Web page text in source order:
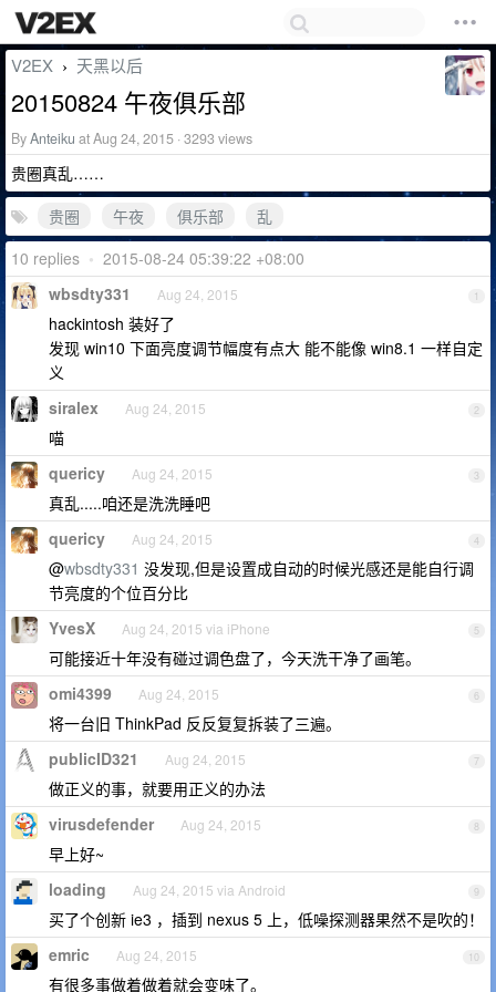
V2EX › 天黑以后
20150824 午夜俱乐部
ByAnteiku at Aug 24, 2015 · 3293 views
贵圈真乱……
贵圈
午夜 俱乐部
乱
10 replies • 2015-08-24 05:39:22 +08:00
1
wbsdty331 Aug 24, 2015
hackintosh 装好了
发现 win10 下面亮度调节幅度有点大 能不能像 win8.1 一样自定
义
2
siralex Aug 24, 2015
喵
3
quericy Aug 24, 2015
真乱.....咱还是洗洗睡吧
4
quericy Aug 24, 2015
@wbsdty331 没发现,但是设置成自动的时候光感还是能自行调
节亮度的个位百分比
5
YvesX Aug 24, 2015 via iPhone
可能接近十年没有碰过调色盘了，今天洗干净了画笔。
6
omi4399 Aug 24, 2015
将一台旧 ThinkPad 反反复复拆装了三遍。
7
publicID321 Aug 24, 2015
做正义的事，就要用正义的办法
8
virusdefender Aug 24, 2015
早上好~
9
loading Aug 24, 2015 via Android
买了个创新 ie3 ，插到 nexus 5 上，低噪探测器果然不是吹的！
10
emric Aug 24, 2015
有很多事做着做着就会变味了。